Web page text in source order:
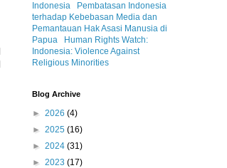
Indonesia
Pembatasan Indonesia
terhadap Kebebasan Media dan
Pemantauan Hak Asasi Manusia di
Papua
Human Rights Watch:
Indonesia: Violence Against
Religious Minorities
Blog Archive
► 2026 (4)
► 2025 (16)
► 2024 (31)
► 2023 (17)